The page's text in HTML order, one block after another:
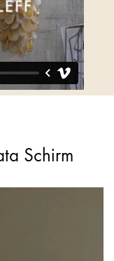
Schirm